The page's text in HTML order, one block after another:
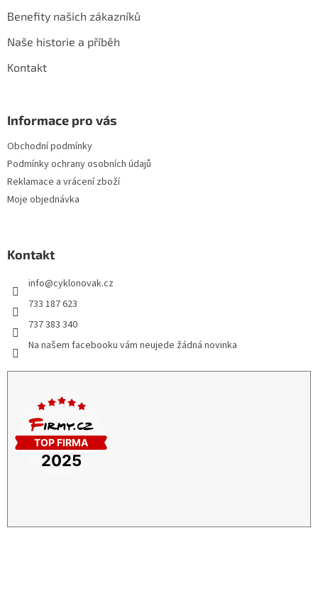
Benefity našich zákazníků
Naše historie a příběh
Kontakt
Informace pro vás
Obchodní podmínky
Podmínky ochrany osobních údajů
Reklamace a vrácení zboží
Moje objednávka
Kontakt
info@cyklonovak.cz
733 187 623
737 383 340
Na našem facebooku vám neujede žádná novinka